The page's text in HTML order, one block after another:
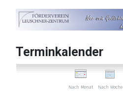
Terminkalender
Nach Monat Nach Woche